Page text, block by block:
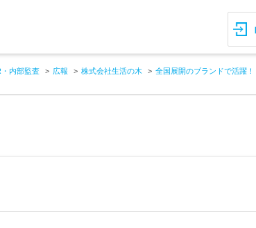
・内部監査 広報 株式会社生活の木
全国展開のブランドで活躍